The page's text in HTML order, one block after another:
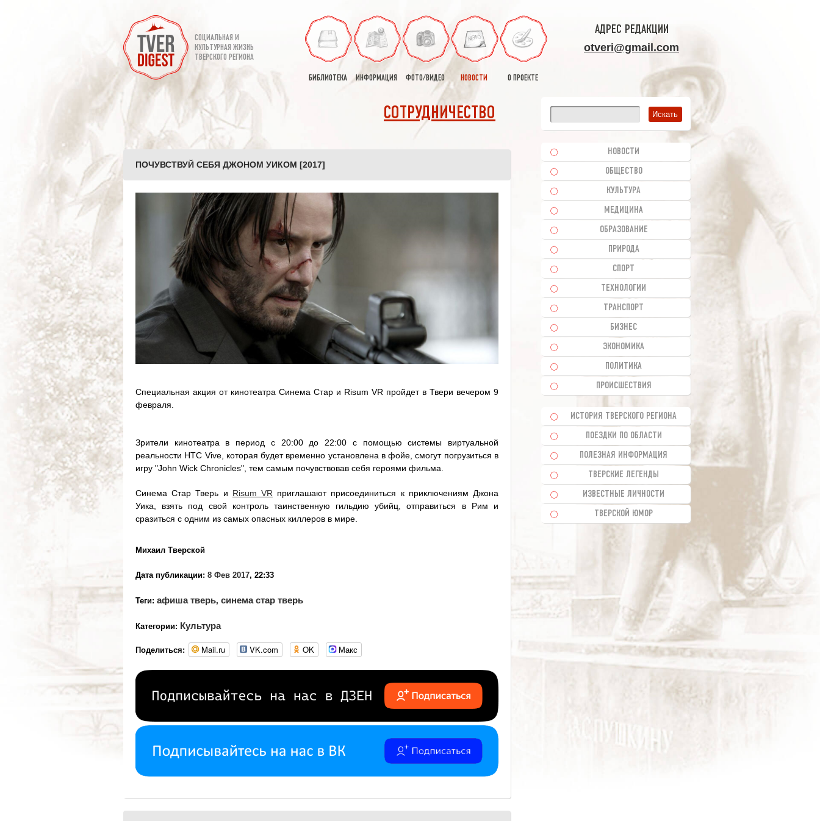
СОЦИАЛЬНАЯ И
КУЛЬТУРНАЯ ЖИЗНЬ
ТВЕРСКОГО РЕГИОНА
БИБЛИОТЕКА ИНФОРМАЦИЯ ФОТО/ВИДЕО НОВОСТИ О ПРОЕКТЕ
АДРЕС РЕДАКЦИИ
otveri@gmail.com
СОТРУДНИЧЕСТВО
ПОЧУВСТВУЙ СЕБЯ ДЖОНОМ УИКОМ [2017]
Специальная акция от кинотеатра Синема Стар и Risum VR пройдет в Твери вечером 9
февраля.
Зрители кинотеатра в период с 20:00 до 22:00 с помощью системы виртуальной
реальности HTC Vive, которая будет временно установлена в фойе, смогут погрузиться в
игру "John Wick Chronicles", тем самым почувствовав себя героями фильма.
Синема Стар Тверь и Risum VR приглашают присоединиться к приключениям Джона
Уика, взять под свой контроль таинственную гильдию убийц, отправиться в Рим и
сразиться с одним из самых опасных киллеров в мире.
Михаил Тверской
Дата публикации: 8 Фев 2017, 22:33
Теги: афиша тверь, синема стар тверь
Категории: Культура
Поделиться: Mail.ru VK.com OK Макс
НОВОСТИ
ОБЩЕСТВО
КУЛЬТУРА
МЕДИЦИНА
ОБРАЗОВАНИЕ
ПРИРОДА
СПОРТ
ТЕХНОЛОГИИ
ТРАНСПОРТ
БИЗНЕС
ЭКОНОМИКА
ПОЛИТИКА
ПРОИСШЕСТВИЯ
ИСТОРИЯ ТВЕРСКОГО РЕГИОНА
ПОЕЗДКИ ПО ОБЛАСТИ
ПОЛЕЗНАЯ ИНФОРМАЦИЯ
ТВЕРСКИЕ ЛЕГЕНДЫ
ИЗВЕСТНЫЕ ЛИЧНОСТИ
ТВЕРСКОЙ ЮМОР